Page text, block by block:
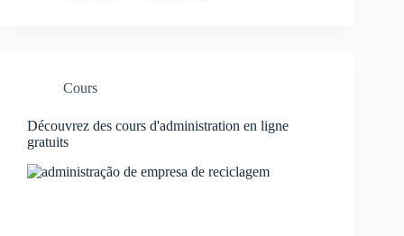
Cours
Découvrez des cours d'administration en ligne
gratuits